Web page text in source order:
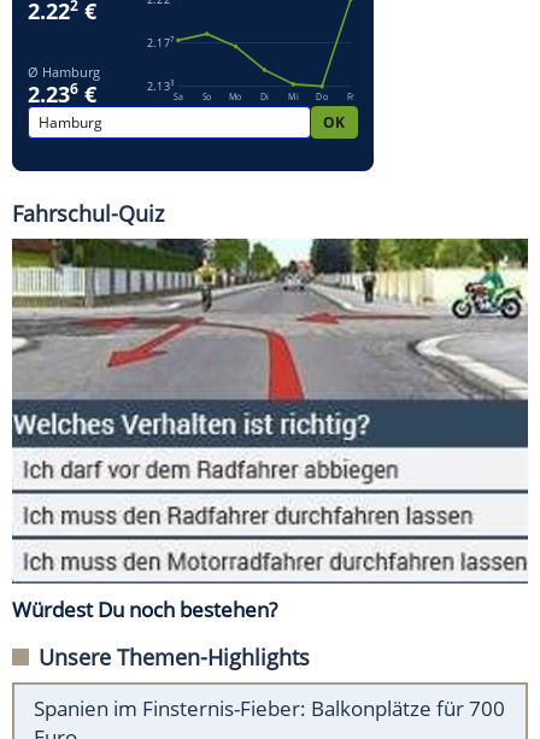
Fahrschul-Quiz
Würdest Du noch bestehen?
Unsere Themen-Highlights
Spanien im Finsternis-Fieber: Balkonplätze für 700